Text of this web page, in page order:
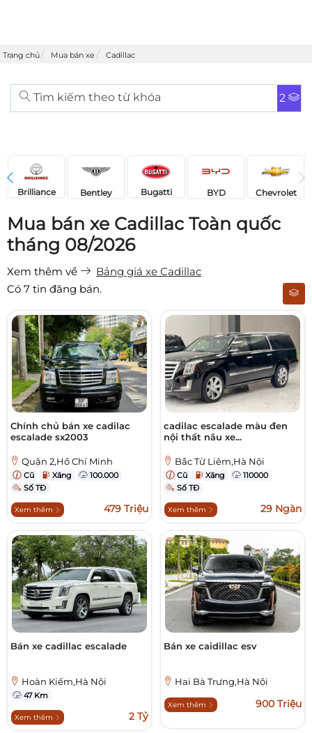
Trang chủ Mua bán xe Cadillac
Tìm kiếm theo từ khóa 2
Brilliance Bentley Bugatti BYD Chevrolet
Mua bán xe Cadillac Toàn quốc
tháng 08/2026
Xem thêm về
Bảng giá xe Cadillac
Có 7 tin đăng bán.
Chính chủ bán xe cadilac
escalade sx2003
Quận 2,Hồ Chí Minh
Cũ Xăng
100.000
Số TĐ
Xem thêm 479 Triệu
cadilac escalade màu đen
nội thất nâu xe...
Bắc Từ Liêm,Hà Nội
Cũ Xăng
110000
Số TĐ
Xem thêm 29 Ngàn
Bán xe cadillac escalade
Hoàn Kiếm,Hà Nội
47 Km
Xem thêm 2 Tỷ
Bán xe caidillac esv
Hai Bà Trưng,Hà Nội
Xem thêm 900 Triệu